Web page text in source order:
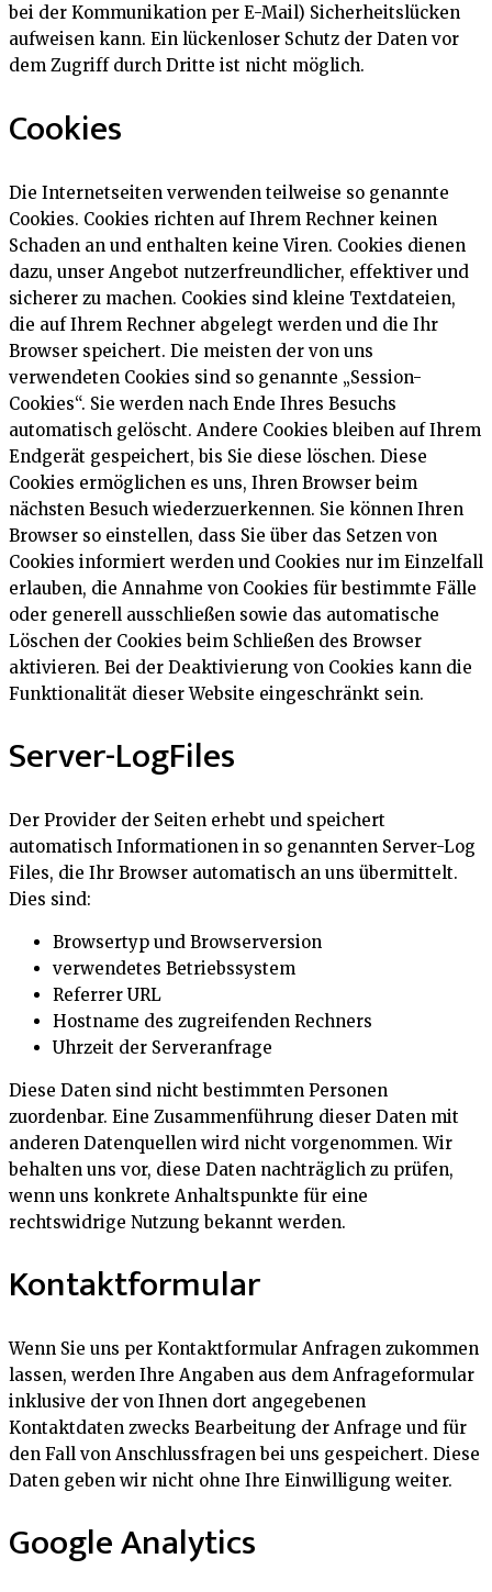
bei der Kommunikation per E-Mail) Sicherheitslücken
aufweisen kann. Ein lückenloser Schutz der Daten vor
dem Zugriff durch Dritte ist nicht möglich.
Cookies
Die Internetseiten verwenden teilweise so genannte
Cookies. Cookies richten auf Ihrem Rechner keinen
Schaden an und enthalten keine Viren. Cookies dienen
dazu, unser Angebot nutzerfreundlicher, effektiver und
sicherer zu machen. Cookies sind kleine Textdateien,
die auf Ihrem Rechner abgelegt werden und die Ihr
Browser speichert. Die meisten der von uns
verwendeten Cookies sind so genannte „Session-
Cookies“. Sie werden nach Ende Ihres Besuchs
automatisch gelöscht. Andere Cookies bleiben auf Ihrem
Endgerät gespeichert, bis Sie diese löschen. Diese
Cookies ermöglichen es uns, Ihren Browser beim
nächsten Besuch wiederzuerkennen. Sie können Ihren
Browser so einstellen, dass Sie über das Setzen von
Cookies informiert werden und Cookies nur im Einzelfall
erlauben, die Annahme von Cookies für bestimmte Fälle
oder generell ausschließen sowie das automatische
Löschen der Cookies beim Schließen des Browser
aktivieren. Bei der Deaktivierung von Cookies kann die
Funktionalität dieser Website eingeschränkt sein.
Server-LogFiles
Der Provider der Seiten erhebt und speichert
automatisch Informationen in so genannten Server-Log
Files, die Ihr Browser automatisch an uns übermittelt.
Dies sind:
Browsertyp und Browserversion
verwendetes Betriebssystem
Referrer URL
Hostname des zugreifenden Rechners
Uhrzeit der Serveranfrage
Diese Daten sind nicht bestimmten Personen
zuordenbar. Eine Zusammenführung dieser Daten mit
anderen Datenquellen wird nicht vorgenommen. Wir
behalten uns vor, diese Daten nachträglich zu prüfen,
wenn uns konkrete Anhaltspunkte für eine
rechtswidrige Nutzung bekannt werden.
Kontaktformular
Wenn Sie uns per Kontaktformular Anfragen zukommen
lassen, werden Ihre Angaben aus dem Anfrageformular
inklusive der von Ihnen dort angegebenen
Kontaktdaten zwecks Bearbeitung der Anfrage und für
den Fall von Anschlussfragen bei uns gespeichert. Diese
Daten geben wir nicht ohne Ihre Einwilligung weiter.
Google Analytics